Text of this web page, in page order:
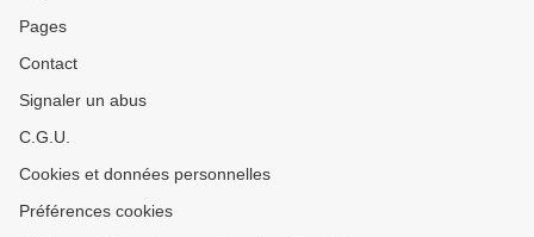
Pages
Contact
Signaler un abus
C.G.U.
Cookies et données personnelles
Préférences cookies